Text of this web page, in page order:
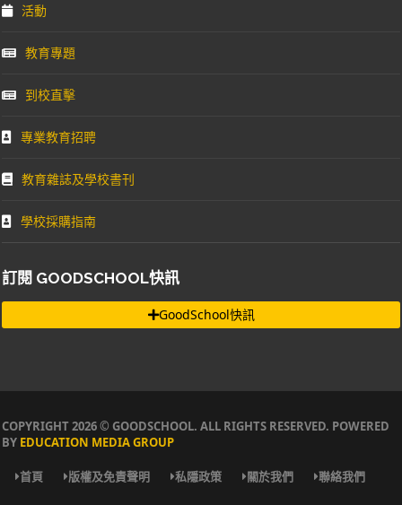
活動
教育專題
到校直擊
專業教育招聘
教育雜誌及學校書刊
學校採購指南
訂閱 GOODSCHOOL快訊
GoodSchool快訊
COPYRIGHT 2026 © GOODSCHOOL. ALL RIGHTS RESERVED. POWERED
BY EDUCATION MEDIA GROUP
首頁 版權及免責聲明 私隱政策 關於我們 聯絡我們